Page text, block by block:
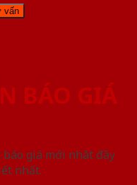
BÁO GIÁ
giá mới nhât đầy
nhất.